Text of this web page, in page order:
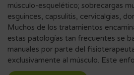
músculo-esquelético; sobrecargas
esguinces, capsulitis, cervicalgias,
Muchos de los tratamientos
estas patologías tan frecuentes se
manuales por parte del
exclusivamente al músculo. Este